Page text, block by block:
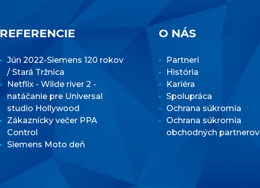
REFERENCIE
Jún 2022-Siemens 120 rokov
/ Stará Tržnica
Netflix - Wilde river 2 -
natáčanie pre Universal
studio Hollywood
Zákaznícky večer PPA
Control
Siemens Moto deň
O NÁS
Partneri
História
Kariéra
Spolupráca
Ochrana súkromia
Ochrana súkromia
obchodných partnerov